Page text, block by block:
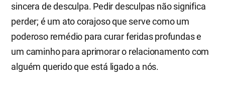
sincera de desculpa. Pedir desculpas não significa
perder; é um ato corajoso que serve como um
poderoso remédio para curar feridas profundas e
um caminho para aprimorar o relacionamento com
alguém querido que está ligado a nós.